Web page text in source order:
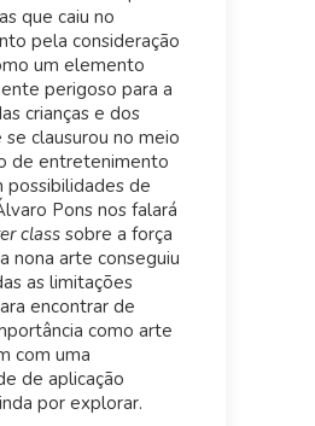
que caiu no
pela consideração
um elemento
perigoso para a
crianças e dos
se clausurou no meio
de entretenimento
possibilidades de
Pons nos falará
class sobre a força
nona arte conseguiu
as limitações
encontrar de
como arte
com uma
de aplicação
por explorar.